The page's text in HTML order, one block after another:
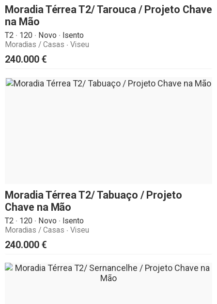
Moradia Térrea T2/ Tarouca / Projeto Chave
na Mão
T2 120 Novo
Isento
Moradias / Casas
Viseu
240.000 €
Moradia Térrea T2/ Tabuaço / Projeto
Chave na Mão
T2 120 Novo
Isento
Moradias / Casas
Viseu
240.000 €